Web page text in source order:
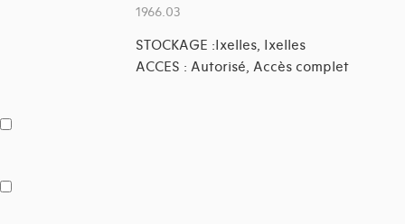
1966.03
STOCKAGE :Ixelles, Ixelles
ACCES : Autorisé, Accès complet